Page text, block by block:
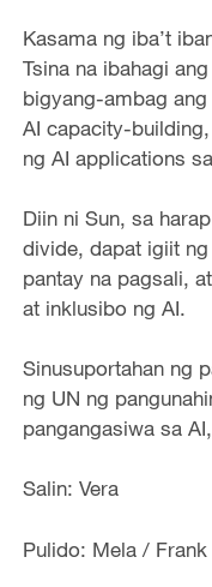
Kasama ng iba’t
Tsina na ibahagi
bigyang-ambag
AI capacity-
ng AI applications
Diin ni Sun, sa
divide, dapat igiit
pantay na pagsali,
at inklusibo ng AI.
Sinusuportahan ng
ng UN ng
pangangasiwa sa
Salin: Vera
Pulido: Mela / Frank